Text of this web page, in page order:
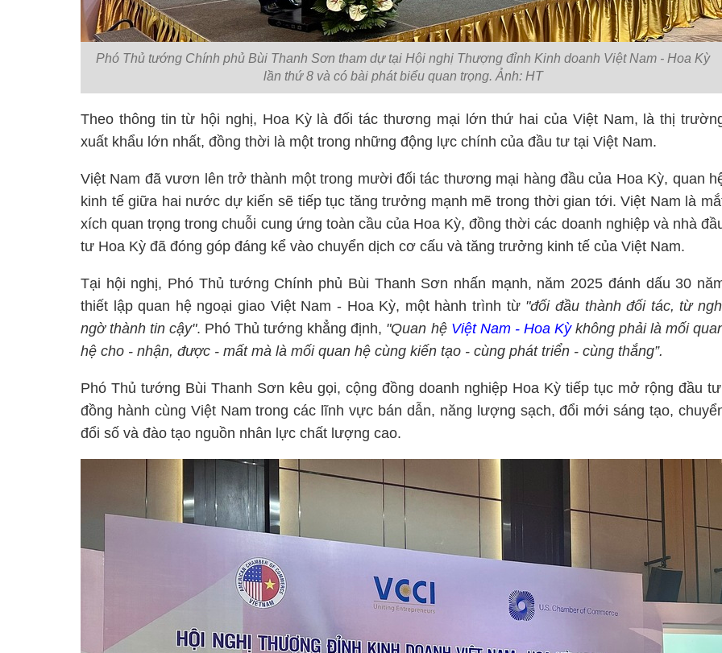
Phó Thủ tướng Chính phủ Bùi Thanh Sơn tham dự tại Hội nghị Thượng đỉnh Kinh doanh Việt Nam - Hoa Kỳ
lần thứ 8 và có bài phát biểu quan trọng. Ảnh: HT
Theo thông tin từ hội nghị, Hoa Kỳ là đối tác thương mại lớn thứ hai của Việt Nam, là thị
xuất khẩu lớn nhất, đồng thời là một trong những động lực chính của đầu tư tại Việt Nam.
Việt Nam đã vươn lên trở thành một trong mười đối tác thương mại hàng đầu của Hoa Kỳ, quan
kinh tế giữa hai nước dự kiến sẽ tiếp tục tăng trưởng mạnh mẽ trong thời gian tới. Việt Nam là
xích quan trọng trong chuỗi cung ứng toàn cầu của Hoa Kỳ, đồng thời các doanh nghiệp và nhà
tư Hoa Kỳ đã đóng góp đáng kể vào chuyển dịch cơ cấu và tăng trưởng kinh tế của Việt Nam.
Tại hội nghị, Phó Thủ tướng Chính phủ Bùi Thanh Sơn nhấn mạnh, năm 2025 đánh dấu 30
thiết lập quan hệ ngoại giao Việt Nam - Hoa Kỳ, một hành trình từ "đối đầu thành đối tác, từ
ngờ thành tin cậy". Phó Thủ tướng khẳng định, "Quan hệ Việt Nam - Hoa Kỳkhông phải là mối
hệ cho - nhận, được - mất mà là mối quan hệ cùng kiến tạo - cùng phát triển - cùng thắng”.
Phó Thủ tướng Bùi Thanh Sơn kêu gọi, cộng đồng doanh nghiệp Hoa Kỳ tiếp tục mở rộng đầu
đồng hành cùng Việt Nam trong các lĩnh vực bán dẫn, năng lượng sạch, đổi mới sáng tạo,
đổi số và đào tạo nguồn nhân lực chất lượng cao.